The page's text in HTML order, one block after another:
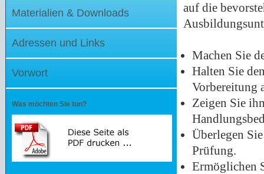
Materialien & Downloads
Adressen und Links
Vorwort
Was möchten Sie tun?
auf die
Machen Sie
Halten Sie
Vorbereitung
Zeigen Sie
Überlegen
Prüfung.
Ermöglichen